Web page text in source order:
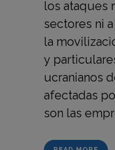
los ataques
sectores ni
la
y
ucranianos
afectadas
son las